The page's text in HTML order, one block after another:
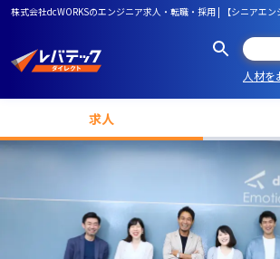
株式会社dcWORKSのエンジニア求人・転職・採用 | 【シニアエ
人材を
求人